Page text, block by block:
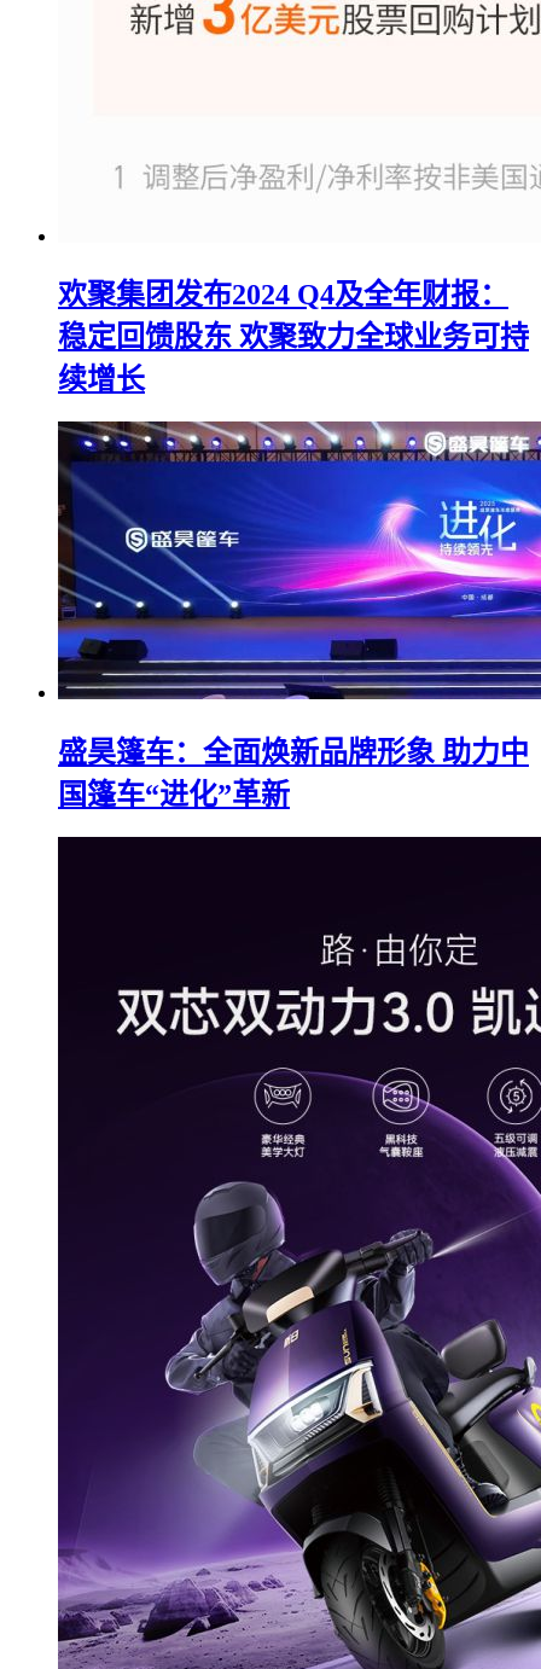
欢聚集团发布2024 Q4及全年财报：
稳定回馈股东 欢聚致力全球业务可持
续增长
盛昊篷车：全面焕新品牌形象 助力中
国篷车“进化”革新